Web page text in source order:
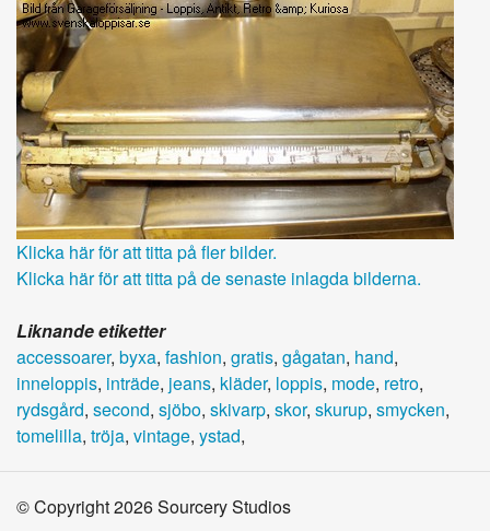
Klicka här för att titta på fler bilder.
Klicka här för att titta på de senaste inlagda bilderna.
Liknande etiketter
accessoarer, byxa, fashion, gratis, gågatan, hand,
inneloppis, inträde, jeans, kläder, loppis, mode, retro,
rydsgård, second, sjöbo, skivarp, skor, skurup, smycken,
tomelilla, tröja, vintage, ystad,
© Copyright 2026 Sourcery Studios